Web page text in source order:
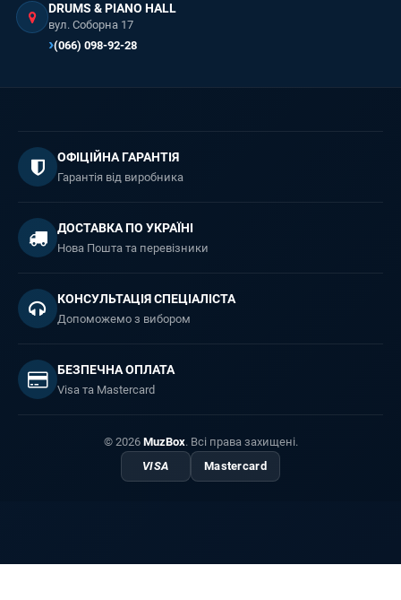
DRUMS & PIANO HALL
вул. Соборна 17
(066) 098-92-28
ОФІЦІЙНА ГАРАНТІЯ
Гарантія від виробника
ДОСТАВКА ПО УКРАЇНІ
Нова Пошта та перевізники
КОНСУЛЬТАЦІЯ СПЕЦІАЛІСТА
Допоможемо з вибором
БЕЗПЕЧНА ОПЛАТА
Visa та Mastercard
© 2026 MuzBox. Всі права захищені.
VISA
Mastercard